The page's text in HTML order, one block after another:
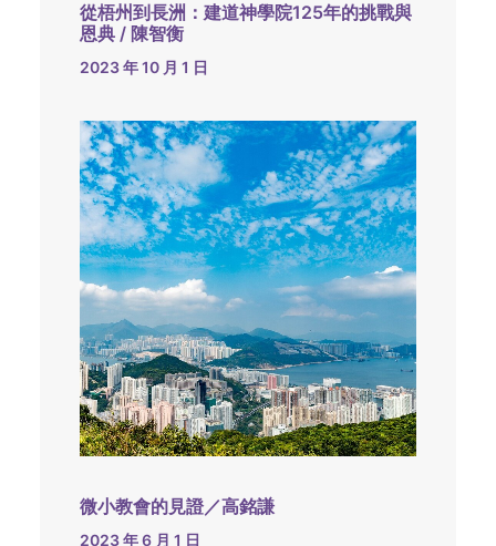
從梧州到長洲：建道神學院125年的挑戰與
恩典 / 陳智衡
2023 年 10 月 1 日
微小教會的見證／高銘謙
2023 年 6 月 1 日